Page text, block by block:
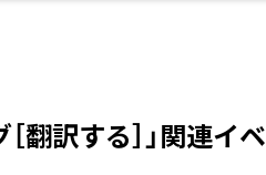
訳する］」関連イベ